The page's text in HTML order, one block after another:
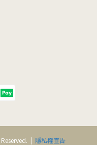
| 隱私權宣告